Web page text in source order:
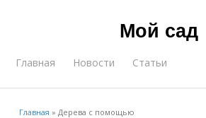
Мой сад
Главная Новости Статьи
Главная »Дерева с помощью